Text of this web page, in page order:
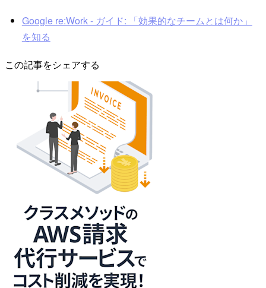
Google re:Work - ガイド: 「効果的なチームとは何か」
を知る
この記事をシェアする